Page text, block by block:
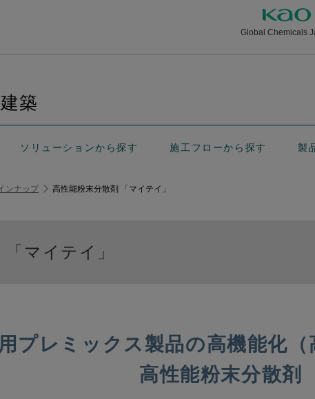
Global Chemicals
築
ソリューションから探す 施工フローから探す 製
ンナップ 高性能粉末分散剤 「マイテイ」
「マイテイ」
プレミックス製品の高機能化
高性能粉末分散剤